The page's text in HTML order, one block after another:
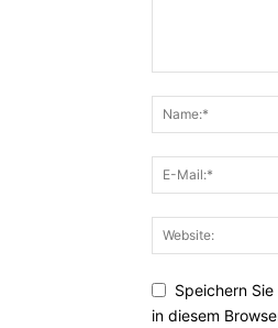
Speichern
in diesem